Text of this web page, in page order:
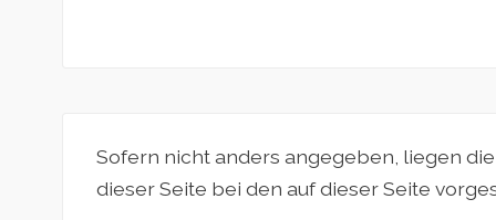
Sofern nicht anders angegeben, liegen
dieser Seite bei den auf dieser Seite